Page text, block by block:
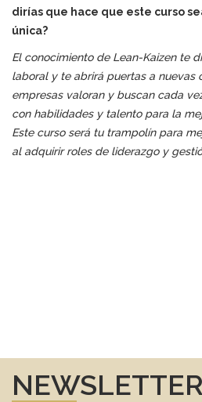
dirías que hace que este curso
única?
El conocimiento de Lean-Kaizen te
laboral y te abrirá puertas a nuevas
empresas valoran y buscan cada
con habilidades y talento para la
Este curso será tu trampolín para
al adquirir roles de liderazgo y
NEWSLETTER